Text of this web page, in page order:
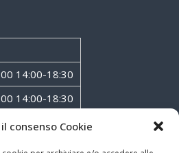
consenso Cookie
14:00-18:30
14:00-18:30
14:00-18:30